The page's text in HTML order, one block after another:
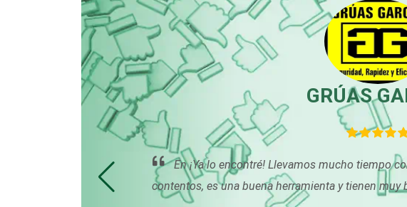
Bordados y Estampados Boutiques
Cafeterías Cajas de
Camiones para Fletes Cancelería
Carnicerías Carpinterías
GRÚAS
En ¡Ya lo encontré! Llevamos mucho tiempo
contentos, es una buena herramienta y tienen muy